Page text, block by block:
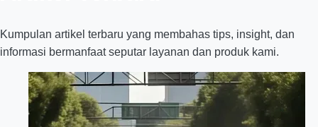
Kumpulan artikel terbaru yang membahas tips, insight, dan
informasi bermanfaat seputar layanan dan produk kami.